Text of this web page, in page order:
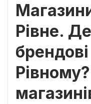
Рівне.